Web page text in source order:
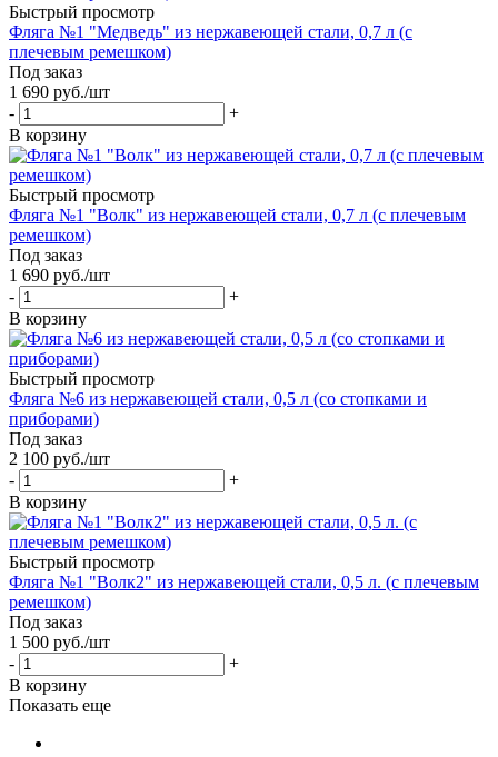
Быстрый просмотр
Фляга №1 "Медведь" из нержавеющей стали, 0,7 л (с
плечевым ремешком)
Под заказ
1 690 руб./шт
-
+
В корзину
Быстрый просмотр
Фляга №1 "Волк" из нержавеющей стали, 0,7 л (с плечевым
ремешком)
Под заказ
1 690 руб./шт
-
+
В корзину
Быстрый просмотр
Фляга №6 из нержавеющей стали, 0,5 л (со стопками и
приборами)
Под заказ
2 100 руб./шт
-
+
В корзину
Быстрый просмотр
Фляга №1 "Волк2" из нержавеющей стали, 0,5 л. (с плечевым
ремешком)
Под заказ
1 500 руб./шт
-
+
В корзину
Показать еще